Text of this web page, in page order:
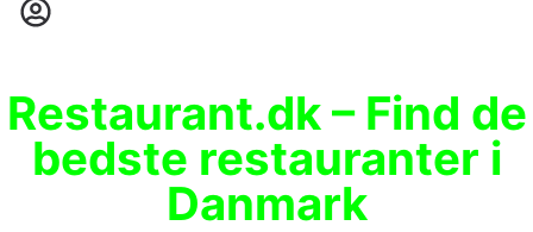
Restaurant.dk – Find de
bedste restauranter i
Danmark